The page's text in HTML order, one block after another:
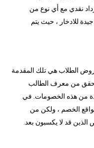
نقدي مع أي نوع من
للادخار ، حيث يتم
الطلاب هي تلك المقدمة
من معرف الطالب
من هذه الخصومات. في
الخصم ، ولكن من
الذين قد لا يكسبون بعد.